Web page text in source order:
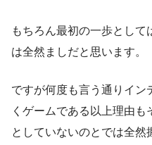
もちろん最初の一歩として
は全然ましだと思います。
ですが何度も言う通りイン
くゲームである以上理由
としていないのとでは全然